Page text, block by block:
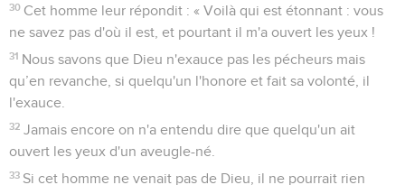
30 Cet homme leur répondit : « Voilà qui est étonnant : vous
ne savez pas d'où il est, et pourtant il m'a ouvert les yeux !
31 Nous savons que Dieu n'exauce pas les pécheurs mais
qu’en revanche, si quelqu'un l'honore et fait sa volonté, il
l'exauce.
32 Jamais encore on n'a entendu dire que quelqu'un ait
ouvert les yeux d'un aveugle-né.
33 Si cet homme ne venait pas de Dieu, il ne pourrait rien